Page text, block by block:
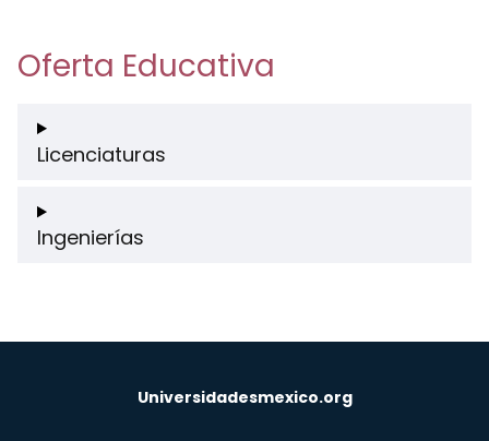
Oferta Educativa
Licenciaturas
Ingenierías
Universidadesmexico.org